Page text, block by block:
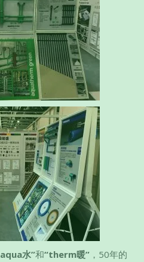
水”和“therm暖” ，50年的